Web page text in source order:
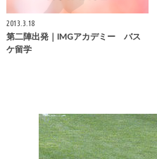
2013.3.18
第二陣出発｜IMGアカデミー バス
ケ留学